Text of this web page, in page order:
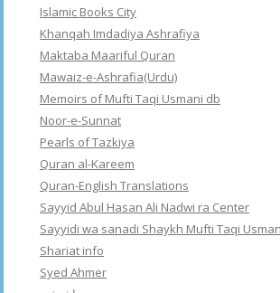
Islamic Books City
Khanqah Imdadiya Ashrafiya
Maktaba Maariful Quran
Mawaiz-e-Ashrafia(Urdu)
Memoirs of Mufti Taqi Usmani db
Noor-e-Sunnat
Pearls of Tazkiya
Quran al-Kareem
Quran-English Translations
Sayyid Abul Hasan Ali Nadwi ra Center
Sayyidi wa sanadi Shaykh Mufti Taqi
Shariat info
Syed Ahmer